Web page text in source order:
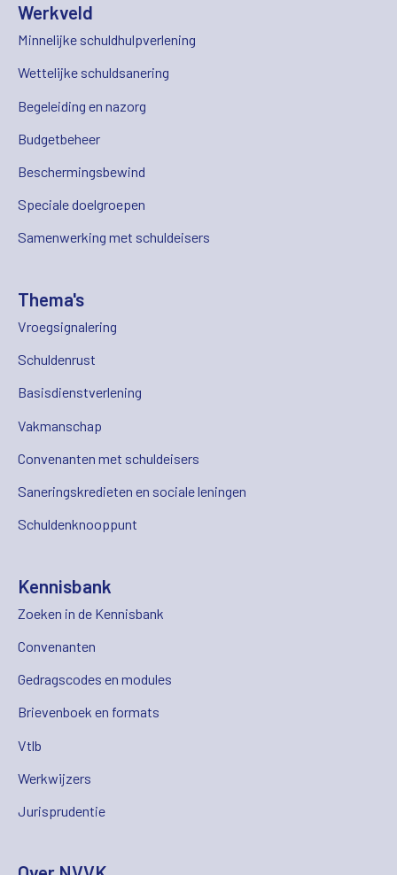
Werkveld
Minnelijke schuldhulpverlening
Wettelijke schuldsanering
Begeleiding en nazorg
Budgetbeheer
Beschermingsbewind
Speciale doelgroepen
Samenwerking met schuldeisers
Thema's
Vroegsignalering
Schuldenrust
Basisdienstverlening
Vakmanschap
Convenanten met schuldeisers
Saneringskredieten en sociale leningen
Schuldenknooppunt
Kennisbank
Zoeken in de Kennisbank
Convenanten
Gedragscodes en modules
Brievenboek en formats
Vtlb
Werkwijzers
Jurisprudentie